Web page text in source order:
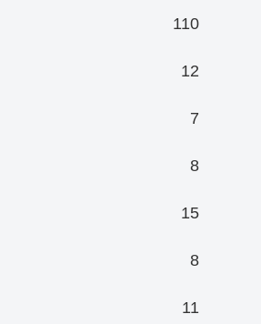
110
12
7
8
15
8
11